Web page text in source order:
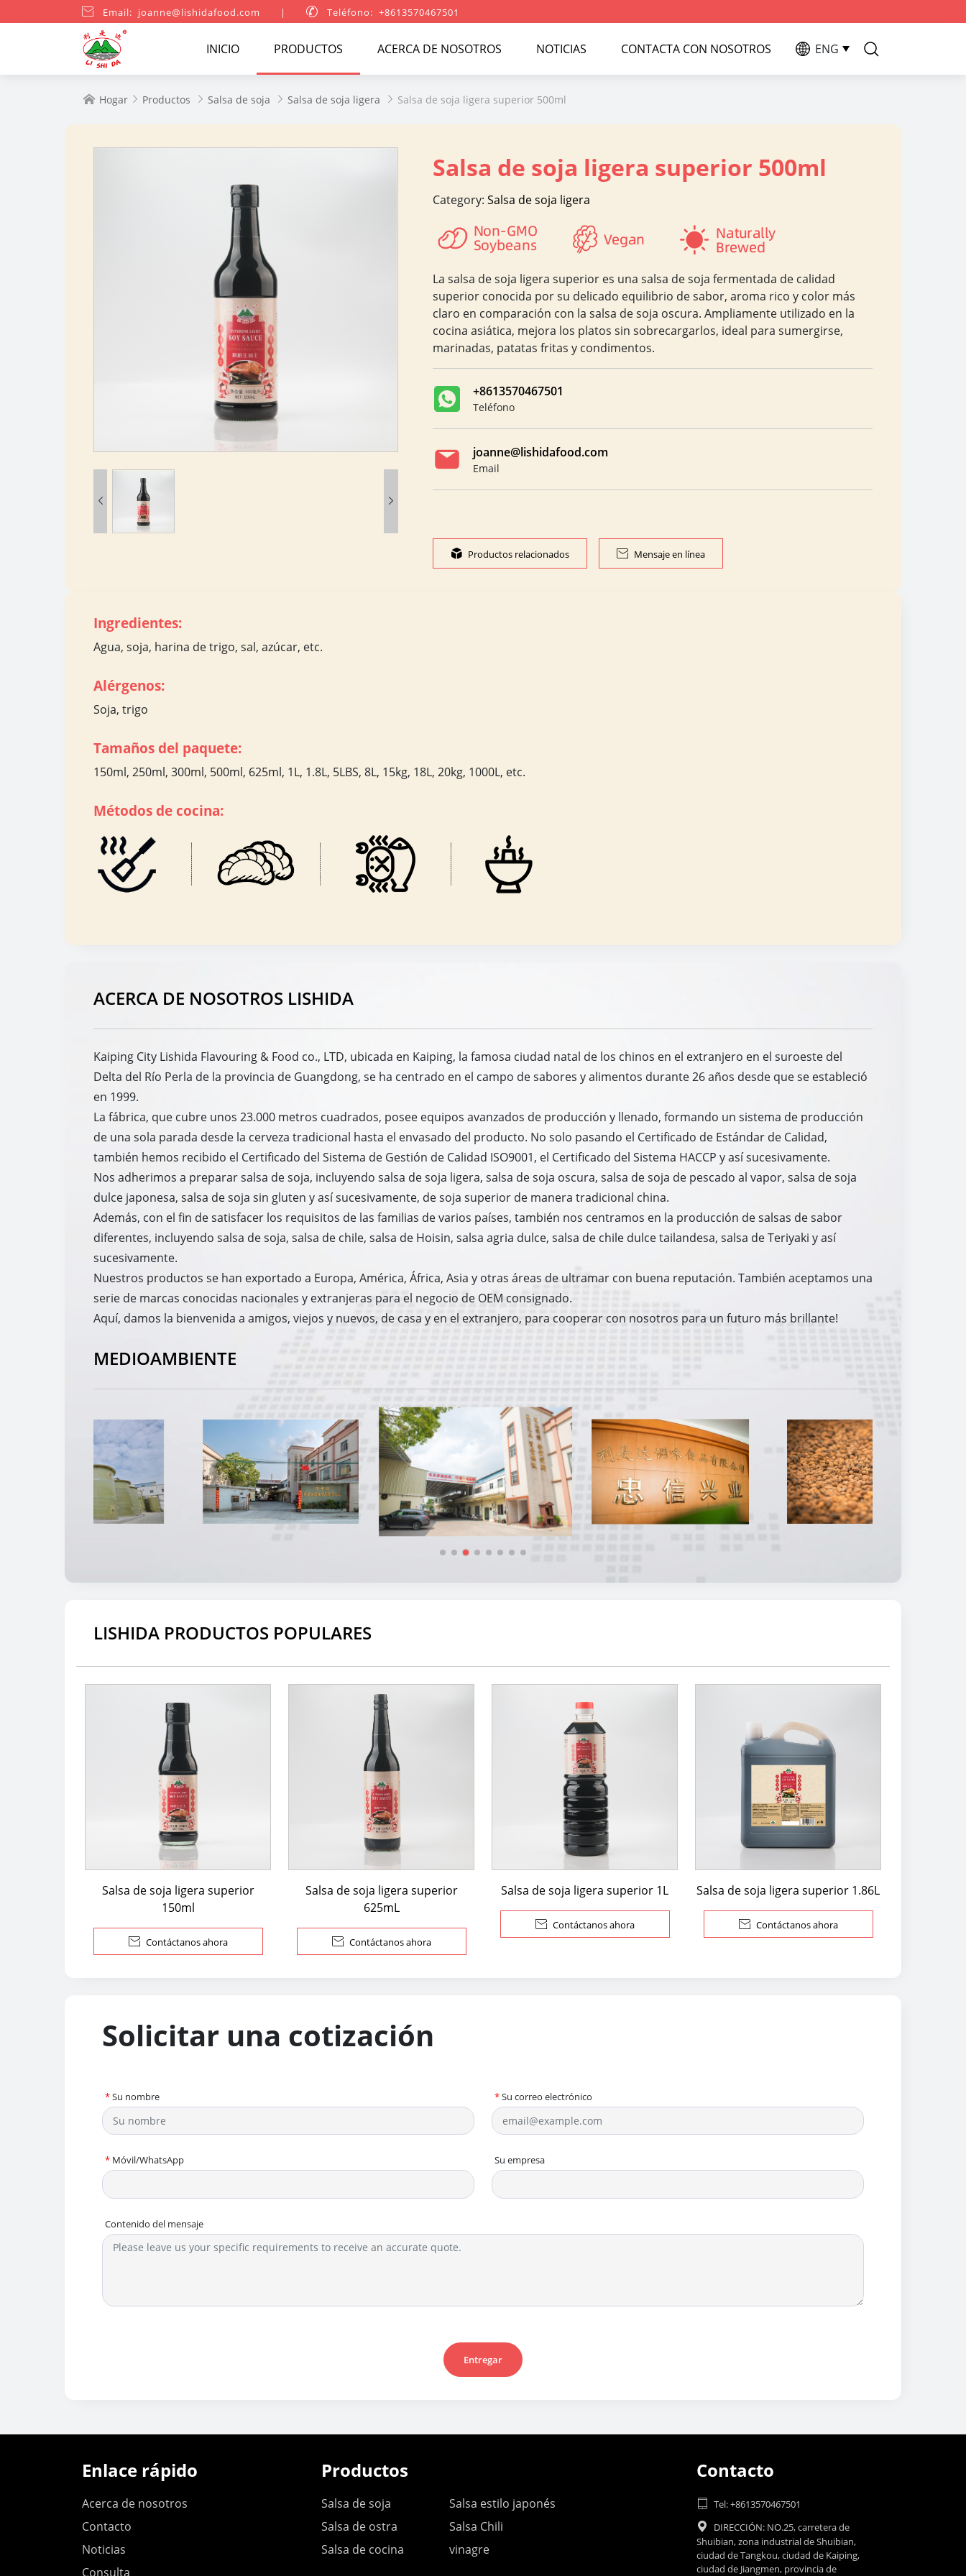
 Email: joanne@lishidafood.com |  Teléfono: +8613570467501
INICIO PRODUCTOS ACERCA DE NOSOTROS NOTICIAS CONTACTA CON NOSOTROS ENG
 Hogar  Productos  Salsa de soja  Salsa de soja ligera  Salsa de soja ligera superior 500ml
 
Salsa de soja ligera superior 500ml
Category: Salsa de soja ligera
La salsa de soja ligera superior es una salsa de soja fermentada de calidad
superior conocida por su delicado equilibrio de sabor, aroma rico y color más
claro en comparación con la salsa de soja oscura. Ampliamente utilizado en la
cocina asiática, mejora los platos sin sobrecargarlos, ideal para sumergirse,
marinadas, patatas fritas y condimentos.
+8613570467501
Teléfono
joanne@lishidafood.com
Email
 Productos relacionados  Mensaje en línea
Ingredientes:
Agua, soja, harina de trigo, sal, azúcar, etc.
Alérgenos:
Soja, trigo
Tamaños del paquete:
150ml, 250ml, 300ml, 500ml, 625ml, 1L, 1.8L, 5LBS, 8L, 15kg, 18L, 20kg, 1000L, etc.
Métodos de cocina:
ACERCA DE NOSOTROS LISHIDA
Kaiping City Lishida Flavouring & Food co., LTD, ubicada en Kaiping, la famosa ciudad natal de los chinos en el extranjero en el suroeste del
Delta del Río Perla de la provincia de Guangdong, se ha centrado en el campo de sabores y alimentos durante 26 años desde que se estableció
en 1999.
La fábrica, que cubre unos 23.000 metros cuadrados, posee equipos avanzados de producción y llenado, formando un sistema de producción
de una sola parada desde la cerveza tradicional hasta el envasado del producto. No solo pasando el Certificado de Estándar de Calidad,
también hemos recibido el Certificado del Sistema de Gestión de Calidad ISO9001, el Certificado del Sistema HACCP y así sucesivamente.
Nos adherimos a preparar salsa de soja, incluyendo salsa de soja ligera, salsa de soja oscura, salsa de soja de pescado al vapor, salsa de soja
dulce japonesa, salsa de soja sin gluten y así sucesivamente, de soja superior de manera tradicional china.
Además, con el fin de satisfacer los requisitos de las familias de varios países, también nos centramos en la producción de salsas de sabor
diferentes, incluyendo salsa de soja, salsa de chile, salsa de Hoisin, salsa agria dulce, salsa de chile dulce tailandesa, salsa de Teriyaki y así
sucesivamente.
Nuestros productos se han exportado a Europa, América, África, Asia y otras áreas de ultramar con buena reputación. También aceptamos una
serie de marcas conocidas nacionales y extranjeras para el negocio de OEM consignado.
Aquí, damos la bienvenida a amigos, viejos y nuevos, de casa y en el extranjero, para cooperar con nosotros para un futuro más brillante!
MEDIOAMBIENTE
LISHIDA PRODUCTOS POPULARES
Salsa de soja ligera superior
150ml
 Contáctanos ahora
Salsa de soja ligera superior
625mL
 Contáctanos ahora
Salsa de soja ligera superior 1L
 Contáctanos ahora
Salsa de soja ligera superior 1.86L
 Contáctanos ahora
Solicitar una cotización
*Su nombre *Su correo electrónico
* Móvil/WhatsApp Su empresa
Contenido del mensaje
Entregar
Enlace rápido
Acerca de nosotros
Contacto
Noticias
Consulta
Productos
Salsa de soja
Salsa estilo japonés
Salsa de ostra
Salsa Chili
Salsa de cocina
vinagre
Contacto
 Tel: +8613570467501

DIRECCIÓN: NO.25, carretera de
Shuibian, zona industrial de Shuibian,
ciudad de Tangkou, ciudad de Kaiping,
ciudad de Jiangmen, provincia de